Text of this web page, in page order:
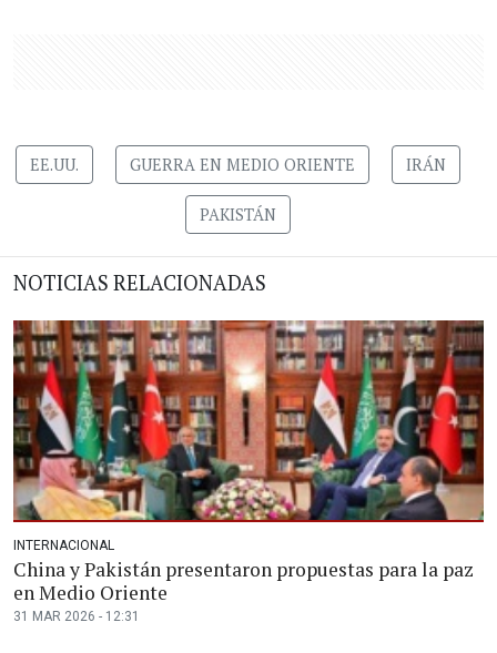
EE.UU. GUERRA EN MEDIO ORIENTE IRÁN
PAKISTÁN
NOTICIAS RELACIONADAS
INTERNACIONAL
China y Pakistán presentaron propuestas para la paz
en Medio Oriente
31 MAR 2026 - 12:31